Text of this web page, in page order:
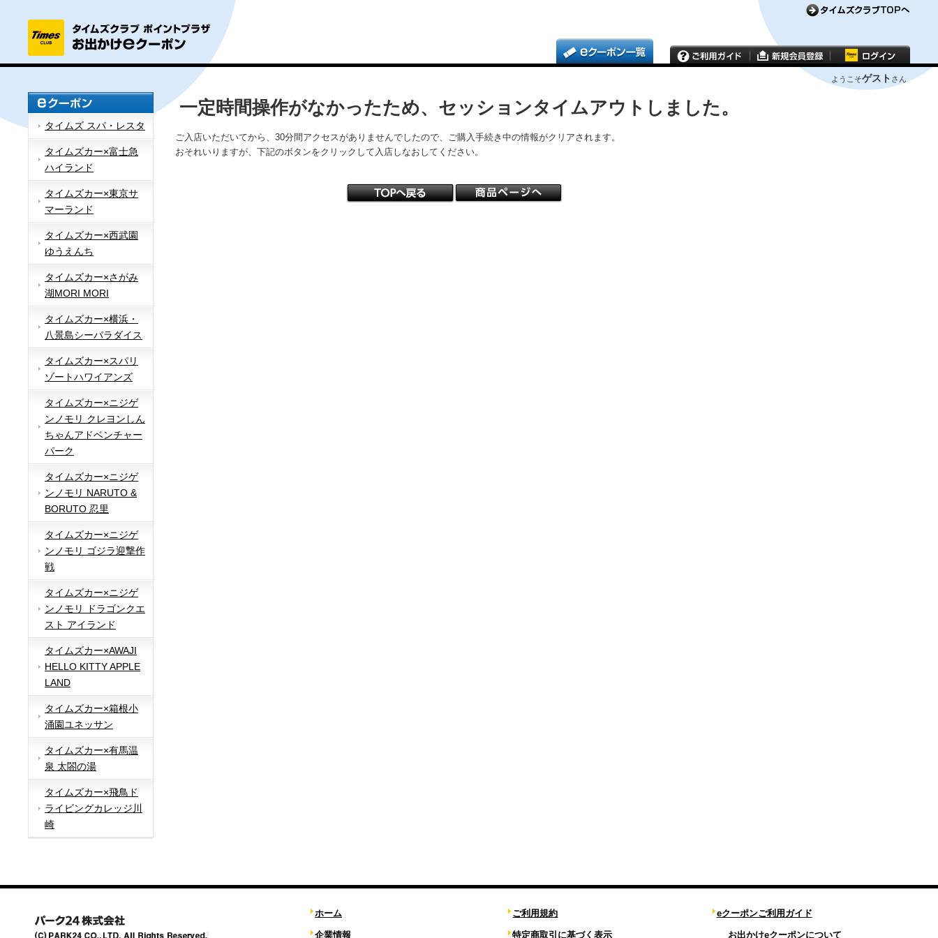
ようこそゲスト さん
タイムズ スパ・レスタ
タイムズカー×富士急
ハイランド
タイムズカー×東京サ
マーランド
タイムズカー×西武園
ゆうえんち
タイムズカー×さがみ
湖MORI MORI
タイムズカー×横浜・
八景島シーパラダイス
タイムズカー×スパリ
ゾートハワイアンズ
タイムズカー×ニジゲ
ンノモリ クレヨンしん
ちゃんアドベンチャー
パーク
タイムズカー×ニジゲ
ンノモリ NARUTO &
BORUTO 忍里
タイムズカー×ニジゲ
ンノモリ ゴジラ迎撃作
戦
タイムズカー×ニジゲ
ンノモリ ドラゴンクエ
スト アイランド
タイムズカー×AWAJI
HELLO KITTY APPLE
LAND
タイムズカー×箱根小
涌園ユネッサン
タイムズカー×有馬温
泉 太閤の湯
タイムズカー×飛鳥ド
ライビングカレッジ川
崎
一定時間操作がなかったため、セッションタイムアウトしました。
ご入店いただいてから、30分間アクセスがありませんでしたので、ご購入手続き中の情報がクリアされます。
おそれいりますが、下記のボタンをクリックして入店しなおしてください。
ホーム
企業情報
ご利用規約
特定商取引に基づく表示
eクーポンご利用ガイド
お出かけeクーポンについて